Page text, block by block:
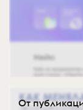
От